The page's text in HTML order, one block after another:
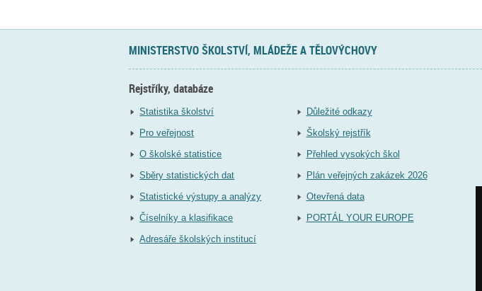
MINISTERSTVO ŠKOLSTVÍ, MLÁDEŽE A TĚLOVÝCHOVY
Rejstříky, databáze
Statistika školství
Pro veřejnost
O školské statistice
Sběry statistických dat
Statistické výstupy a analýzy
Číselníky a klasifikace
Adresáře školských institucí
Důležité odkazy
Školský rejstřík
Přehled vysokých škol
Plán veřejných zakázek 2026
Otevřená data
PORTÁL YOUR EUROPE